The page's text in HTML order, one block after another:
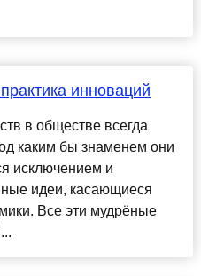
инноваций
в обществе всегда
каким бы знаменем они
исключением и
идеи, касающиеся
Все эти мудрёные